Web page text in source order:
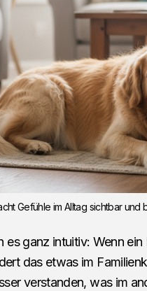
Gefühle im Alltag sichtbar und
es ganz intuitiv: Wenn
das etwas im
verstanden, was im